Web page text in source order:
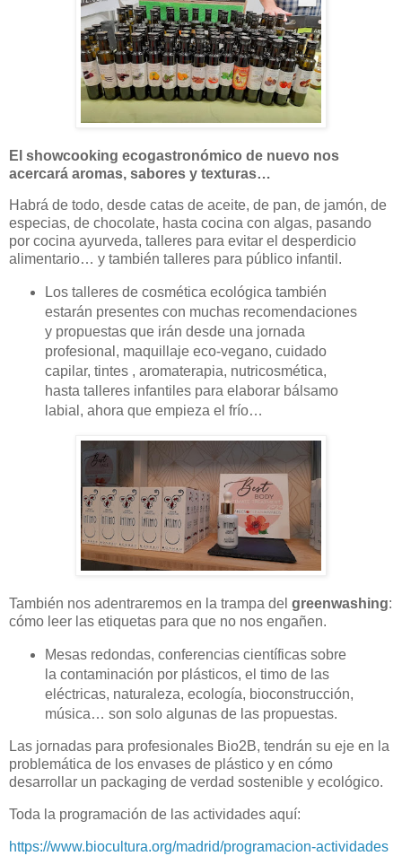
El showcooking ecogastronómico de nuevo nos
acercará aromas, sabores y texturas…
Habrá de todo, desde catas de aceite, de pan, de jamón, de
especias, de chocolate, hasta cocina con algas, pasando
por cocina ayurveda, talleres para evitar el desperdicio
alimentario… y también talleres para público infantil.
Los talleres de cosmética ecológica también
estarán presentes con muchas recomendaciones
y propuestas que irán desde una jornada
profesional, maquillaje eco-vegano, cuidado
capilar, tintes , aromaterapia, nutricosmética,
hasta talleres infantiles para elaborar bálsamo
labial, ahora que empieza el frío…
También nos adentraremos en la trampa del greenwashing:
cómo leer las etiquetas para que no nos engañen.
Mesas redondas, conferencias científicas sobre
la contaminación por plásticos, el timo de las
eléctricas, naturaleza, ecología, bioconstrucción,
música… son solo algunas de las propuestas.
Las jornadas para profesionales Bio2B, tendrán su eje en la
problemática de los envases de plástico y en cómo
desarrollar un packaging de verdad sostenible y ecológico.
Toda la programación de las actividades aquí:
https://www.biocultura.org/madrid/programacion-actividades